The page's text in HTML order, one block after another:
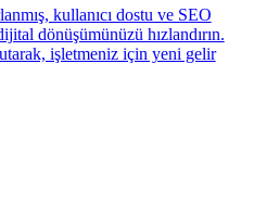
kullanıcı dostu ve SEO
dönüşümünüzü hızlandırın.
işletmeniz için yeni gelir